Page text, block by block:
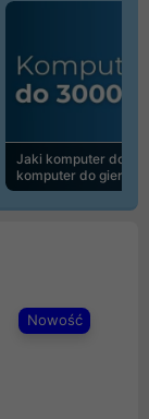
Jaki komputer do
komputer do gier |
Nowość